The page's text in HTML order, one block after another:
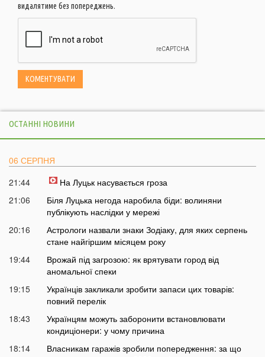
видалятиме без попереджень.
ОСТАННІ НОВИНИ
06 СЕРПНЯ
21:44
На Луцьк насувається гроза
21:06
Біля Луцька негода наробила біди: волиняни
публікують наслідки у мережі
20:16
Астрологи назвали знаки Зодіаку, для яких серпень
стане найгіршим місяцем року
19:44
Врожай під загрозою: як врятувати город від
аномальної спеки
19:15
Українців закликали зробити запаси цих товарів:
повний перелік
18:43
Українцям можуть заборонити встановлювати
кондиціонери: у чому причина
18:14
Власникам гаражів зробили попередження: за що